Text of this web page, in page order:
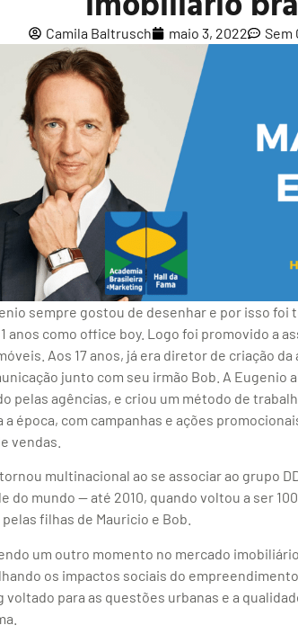
Camila Baltrusch maio 3, 2022 Sem
sempre gostou de desenhar e por isso foi
anos como office boy. Logo foi promovido a
Aos 17 anos, já era diretor de criação da
junto com seu irmão Bob. A Eugenio
pelas agências, e criou um método de
a época, com campanhas e ações
vendas.
multinacional ao se associar ao grupo
do mundo — até 2010, quando voltou a ser
filhas de Mauricio e Bob.
um outro momento no mercado
os impactos sociais do
voltado para as questões urbanas e a